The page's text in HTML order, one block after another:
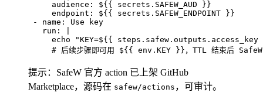
          audience: ${{ secrets.SAFEW_AUD }}
          endpoint: ${{ secrets.SAFEW_ENDPOINT }}
      - name: Use key
        run: |
echo "KEY=${{ steps.safew.outputs.access_key
# 后续步骤即可用 ${{ env.KEY }}，TTL 结束后 SafeW
提示：SafeW 官方 action 已上架 GitHub
Marketplace，源码在 safew/actions ，可审计。